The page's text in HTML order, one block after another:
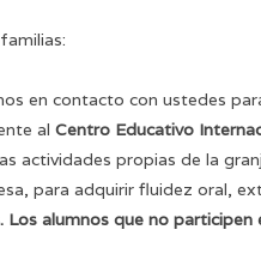
en contacto con ustedes
al Centro Educativo
actividades propias de la
para adquirir fluidez oral,
Los alumnos que no